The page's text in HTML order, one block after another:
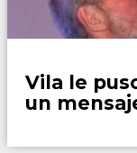
Vila le
un